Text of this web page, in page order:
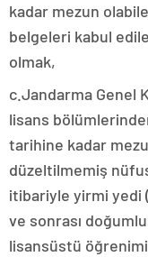
kadar mezun
belgeleri kabul
olmak,
c.Jandarma Genel
lisans
tarihine kadar
düzeltilmemiş
itibariyle yirmi yedi
ve sonrası
lisansüstü